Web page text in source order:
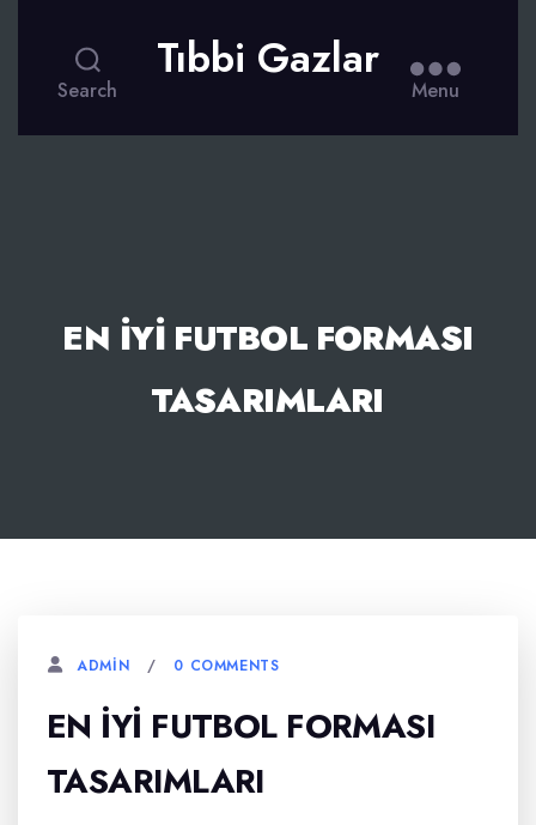
Search
Tıbbi Gazlar
Menu
EN İYI FUTBOL FORMASI
TASARIMLARI
ADMIN 0 COMMENTS
EN İYI FUTBOL FORMASI
TASARIMLARI